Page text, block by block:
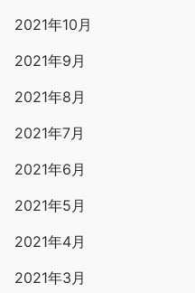
2021年10月
2021年9月
2021年8月
2021年7月
2021年6月
2021年5月
2021年4月
2021年3月